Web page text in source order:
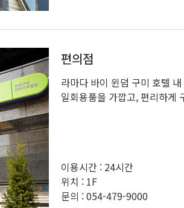
편의점
라마다 바이 윈덤 구미 호텔
일회용품을 가깝고, 편리하게
이용시간 : 24시간
위치 : 1F
문의 : 054-479-9000